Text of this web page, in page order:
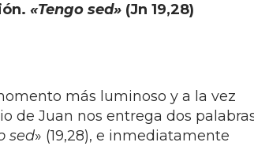
«Tengo sed»(Jn 19,28)
más luminoso y a la vez
de Juan nos entrega dos
sed» (19,28), e inmediatamente